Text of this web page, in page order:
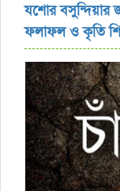
যশোর বসুন্দিয়ার
ফলাফল ও কৃতি